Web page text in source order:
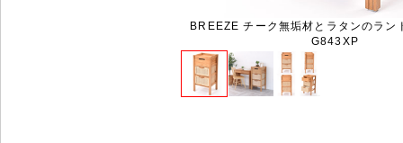
BREEZE チーク無垢材とラタンのラン
G843XP